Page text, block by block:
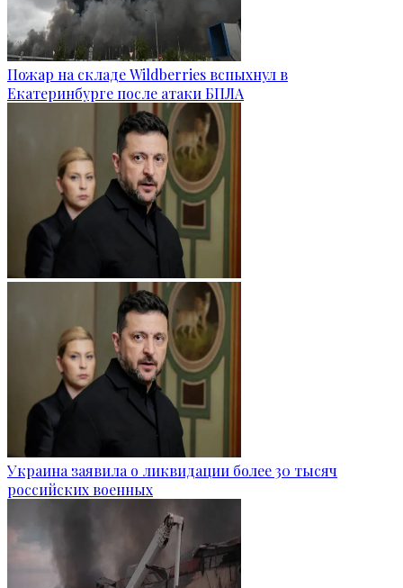
Пожар на складе Wildberries вспыхнул в
Екатеринбурге после атаки БПЛА
Украина заявила о ликвидации более 30 тысяч
российских военных